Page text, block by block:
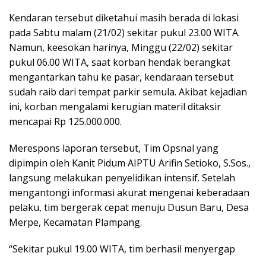
Kendaran tersebut diketahui masih berada di lokasi
pada Sabtu malam (21/02) sekitar pukul 23.00 WITA.
Namun, keesokan harinya, Minggu (22/02) sekitar
pukul 06.00 WITA, saat korban hendak berangkat
mengantarkan tahu ke pasar, kendaraan tersebut
sudah raib dari tempat parkir semula. Akibat kejadian
ini, korban mengalami kerugian materil ditaksir
mencapai Rp 125.000.000.
Merespons laporan tersebut, Tim Opsnal yang
dipimpin oleh Kanit Pidum AIPTU Arifin Setioko, S.Sos.,
langsung melakukan penyelidikan intensif. Setelah
mengantongi informasi akurat mengenai keberadaan
pelaku, tim bergerak cepat menuju Dusun Baru, Desa
Merpe, Kecamatan Plampang.
“Sekitar pukul 19.00 WITA, tim berhasil menyergap